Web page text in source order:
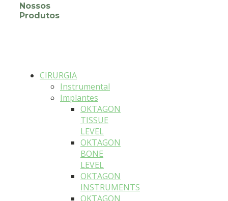
Nossos
Produtos
CIRURGIA
Instrumental
Implantes
OKTAGON
TISSUE
LEVEL
OKTAGON
BONE
LEVEL
OKTAGON
INSTRUMENTS
OKTAGON